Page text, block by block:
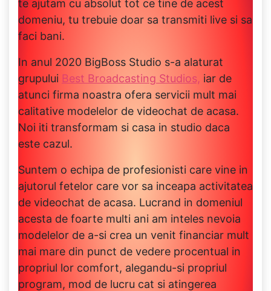
te ajutam cu absolut tot ce tine de acest
domeniu, tu trebuie doar sa transmiti live si sa
faci bani.
In anul 2020 BigBoss Studio s-a alaturat
grupului Best Broadcasting Studios, iar de
atunci firma noastra ofera servicii mult mai
calitative modelelor de videochat de acasa.
Noi iti transformam si casa in studio daca
este cazul.
Suntem o echipa de profesionisti care vine in
ajutorul fetelor care vor sa inceapa activitatea
de videochat de acasa. Lucrand in domeniul
acesta de foarte multi ani am inteles nevoia
modelelor de a-si crea un venit financiar mult
mai mare din punct de vedere procentual in
propriul lor comfort, alegandu-si propriul
program, mod de lucru cat si atingerea